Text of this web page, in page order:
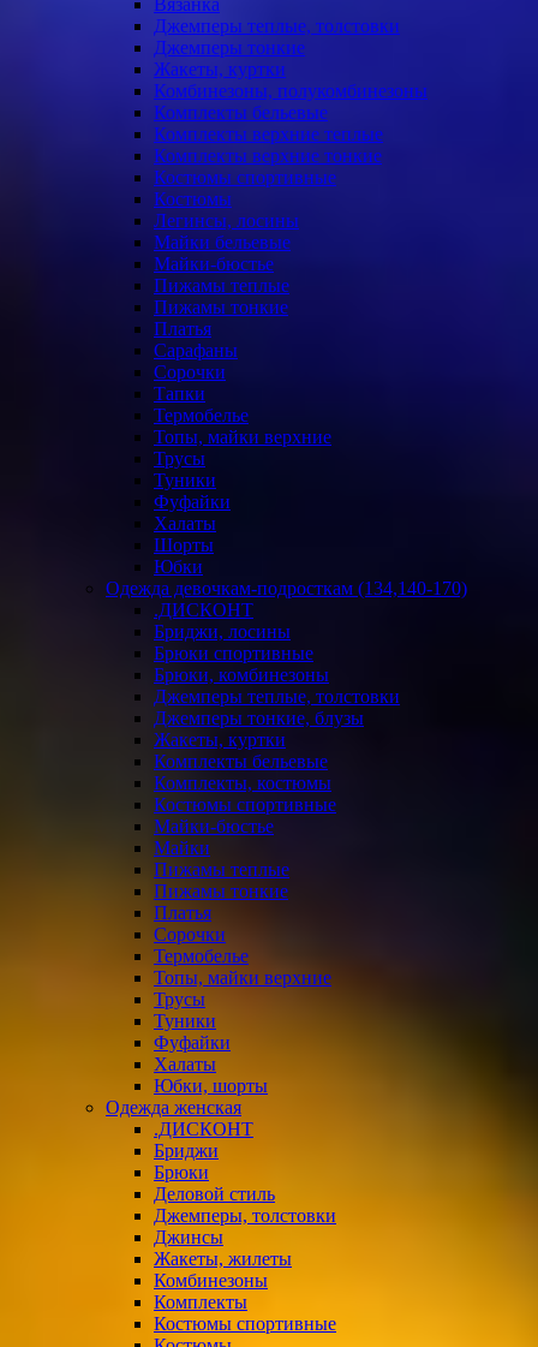
Вязанка
Джемперы теплые, толстовки
Джемперы тонкие
Жакеты, куртки
Комбинезоны, полукомбинезоны
Комплекты бельевые
Комплекты верхние теплые
Комплекты верхние тонкие
Костюмы спортивные
Костюмы
Легинсы, лосины
Майки бельевые
Майки-бюстье
Пижамы теплые
Пижамы тонкие
Платья
Сарафаны
Сорочки
Тапки
Термобелье
Топы, майки верхние
Трусы
Туники
Фуфайки
Халаты
Шорты
Юбки
Одежда девочкам-подросткам (134,140-170)
.ДИСКОНТ
Бриджи, лосины
Брюки спортивные
Брюки, комбинезоны
Джемперы теплые, толстовки
Джемперы тонкие, блузы
Жакеты, куртки
Комплекты бельевые
Комплекты, костюмы
Костюмы спортивные
Майки-бюстье
Майки
Пижамы теплые
Пижамы тонкие
Платья
Сорочки
Термобелье
Топы, майки верхние
Трусы
Туники
Фуфайки
Халаты
Юбки, шорты
Одежда женская
.ДИСКОНТ
Бриджи
Брюки
Деловой стиль
Джемперы, толстовки
Джинсы
Жакеты, жилеты
Комбинезоны
Комплекты
Костюмы спортивные